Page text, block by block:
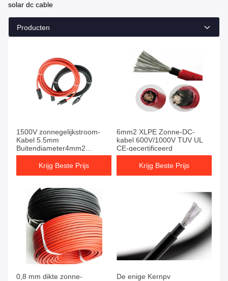
solar dc cable
Producten
1500V zonnegelijkstroom-
Kabel 5.5mm
Buitendiameter4mm2
Binnenleider
Krijg Beste Prijs
6mm2 XLPE Zonne-DC-
kabel 600V/1000V TUV UL
CE-gecertificeerd
Krijg Beste Prijs
0,8 mm dikte zonne-
De enige Kernpv